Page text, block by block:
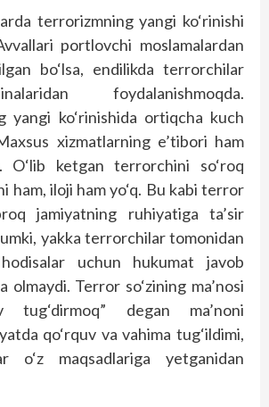
terrorizmning yangi ko‘rinishi
portlovchi moslamalardan
bo‘lsa, endilikda terrorchilar
foydalanishmoqda.
yangi ko‘rinishida ortiqcha kuch
xizmatlarning e’tibori ham
O‘lib ketgan terrorchini so‘roq
ham, iloji ham yo‘q. Bu kabi terror
jamiyatning ruhiyatiga ta’sir
yakka terrorchilar tomonidan
uchun hukumat javob
olmaydi. Terror so‘zining ma’nosi
tug‘dirmoq” degan ma’noni
qo‘rquv va vahima tug‘ildimi,
o‘z maqsadlariga yetganidan